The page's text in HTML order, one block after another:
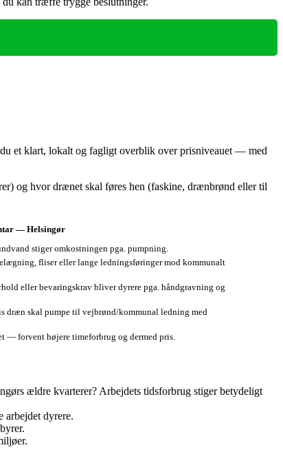
et klart, lokalt og fagligt overblik over prisniveauet — med
og hvor drænet skal føres hen (faskine, drænbrønd eller til
— Helsingør
stiger omkostningen pga. pumpning.
fliser eller lange ledningsføringer mod kommunalt
eller bevaringskrav bliver dyrere pga. håndgravning og
skal pumpe til vejbrønd/kommunal ledning med
— forvent højere timeforbrug og dermed pris.
ældre kvarterer? Arbejdets tidsforbrug stiger betydeligt
arbejdet dyrere.